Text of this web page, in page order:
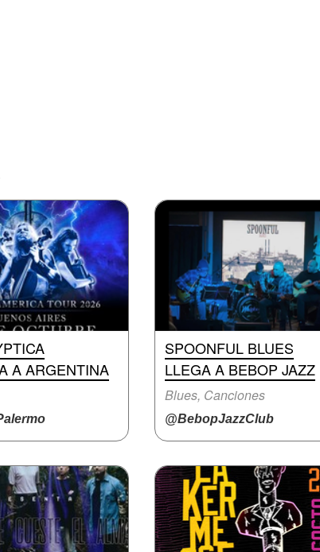
A ARGENTINA
SPOONFUL BLUES
LLEGA A BEBOP JAZZ
Blues, Canciones
@BebopJazzClub